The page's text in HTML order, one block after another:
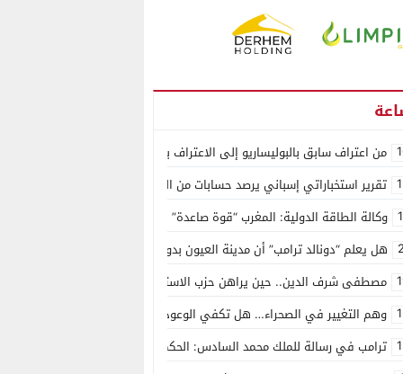
من اعتراف سابق بالبوليساريو إلى الاعتراف بسيادة المغرب على الصحراء..
تقرير استخباراتي إسباني يرصد حسابات من الجزائر وأرقاما بـ”213+” ضمن حملة رقمية منظمة حرّضت على اقتحام سبتة
وكالة الطاقة الدولية: المغرب “قوة صاعدة” في سوق المعادن الاستراتيجية
هل يعلم “دونالد ترامب” أن مدينة العيون بدون ماء؟
مصطفى شرف الدين.. حين يراهن حزب الاستقلال على الكفاءة ويمنح الشباب
وهم التغيير في الصحراء… هل تكفي الوعود الفارغة لصناعة الواقع؟
ترامب في رسالة للملك محمد السادس: الحكم الذاتي هو الأساس الوحيد لحل